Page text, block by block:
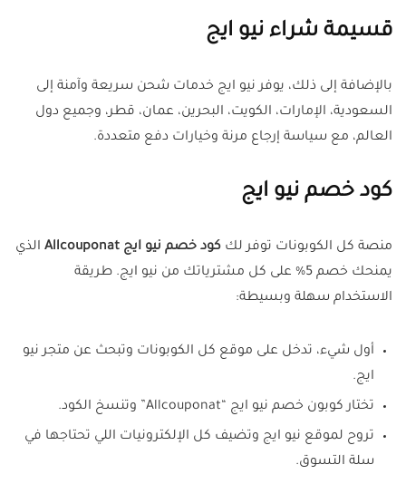
قسيمة شراء نيو ايج
بالإضافة إلى ذلك، يوفر نيو ايج خدمات شحن سريعة وآمنة إلى
السعودية، الإمارات، الكويت، البحرين، عمان، قطر، وجميع دول
العالم، مع سياسة إرجاع مرنة وخيارات دفع متعددة.
كود خصم نيو ايج
منصة كل الكوبونات توفر لك كود خصم نيو ايج Allcouponat
الذي
يمنحك خصم 5% على كل مشترياتك من نيو ايج. طريقة
الاستخدام سهلة وبسيطة:
أول شيء، تدخل على موقع كل الكوبونات وتبحث عن متجر نيو
ايج.
تختار كوبون خصم نيو ايج “Allcouponat” وتنسخ الكود.
تروح لموقع نيو ايج وتضيف كل الإلكترونيات اللي تحتاجها في
سلة التسوق.